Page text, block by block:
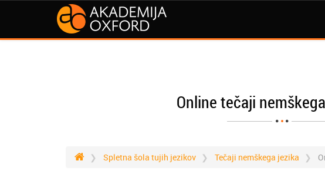
Online tečaji
Spletna šola tujih jezikov Tečaji nemškega jezika